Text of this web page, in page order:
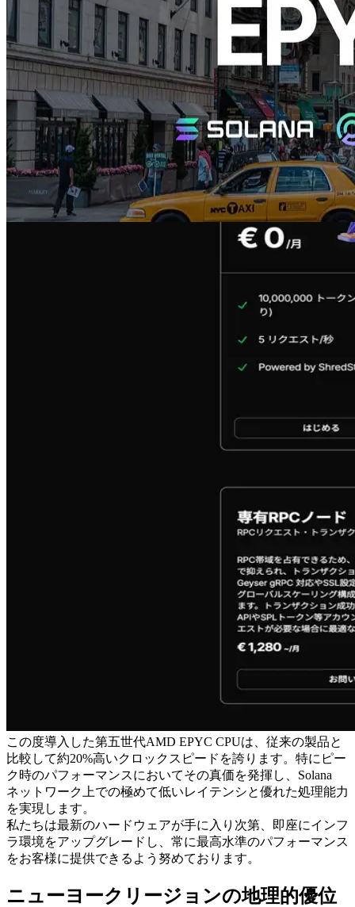
この度導入した第五世代AMD EPYC CPUは、従来の製品と
比較して約20%高いクロックスピードを誇ります。特にピー
ク時のパフォーマンスにおいてその真価を発揮し、Solana
ネットワーク上での極めて低いレイテンシと優れた処理能力
を実現します。
私たちは最新のハードウェアが手に入り次第、即座にインフ
ラ環境をアップグレードし、常に最高水準のパフォーマンス
をお客様に提供できるよう努めております。
ニューヨークリージョンの地理的優位